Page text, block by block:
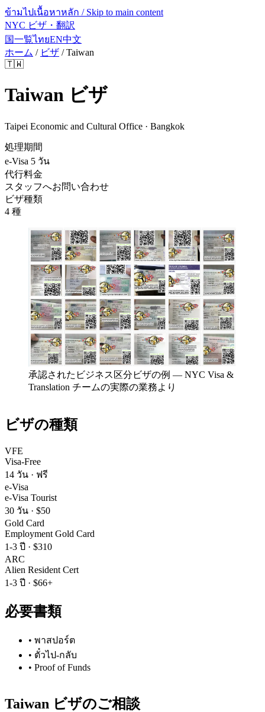
ข้ามไปเนื้อหาหลัก / Skip to main content
NYC ビザ・翻訳
国一覧ไทยEN中文
ホーム / ビザ /Taiwan
🇹🇼
Taiwan ビザ
Taipei Economic and Cultural Office · Bangkok
処理期間
e-Visa 5 วัน
代行料金
スタッフへお問い合わせ
ビザ種類
4 種
承認されたビジネス区分ビザの例 — NYC Visa &
Translation チームの実際の業務より
ビザの種類
VFE
Visa-Free
14 วัน · ฟรี
e-Visa
e-Visa Tourist
30 วัน · $50
Gold Card
Employment Gold Card
1-3 ปี · $310
ARC
Alien Resident Cert
1-3 ปี · $66+
必要書類
• พาสปอร์ต
• ตั๋วไป-กลับ
• Proof of Funds
Taiwan ビザのご相談